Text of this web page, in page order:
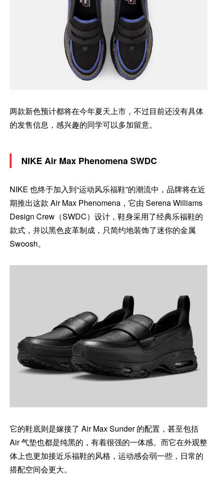
两款新色预计都将在今年夏天上市，不过目前还没有具体
的发售信息，感兴趣的同学可以多加留意。
NIKE Air Max Phenomena SWDC
NIKE 也终于加入到“运动风乐福鞋”的潮流中，品牌将在近
期推出这款 Air Max Phenomena，它由 Serena Williams
Design Crew（SWDC）设计，鞋身采用了经典乐福鞋的
款式，并以黑色皮革制成，只简约地装饰了迷你的金属
Swoosh。
它的鞋底则是嫁接了 Air Max Sunder 的配置，甚至包括
Air 气垫也都是纯黑的，有着很强的一体感。而它在外观整
体上也更加接近乐福鞋的风格，运动感会弱一些，日常的
搭配空间会更大。